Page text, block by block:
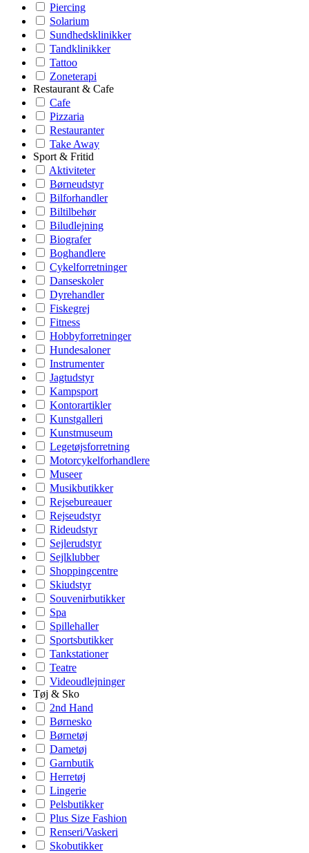
Piercing
Solarium
Sundhedsklinikker
Tandklinikker
Tattoo
Zoneterapi
Restaurant & Cafe
Cafe
Pizzaria
Restauranter
Take Away
Sport & Fritid
Aktiviteter
Børneudstyr
Bilforhandler
Biltilbehør
Biludlejning
Biografer
Boghandlere
Cykelforretninger
Danseskoler
Dyrehandler
Fiskegrej
Fitness
Hobbyforretninger
Hundesaloner
Instrumenter
Jagtudstyr
Kampsport
Kontorartikler
Kunstgalleri
Kunstmuseum
Legetøjsforretning
Motorcykelforhandlere
Museer
Musikbutikker
Rejsebureauer
Rejseudstyr
Rideudstyr
Sejlerudstyr
Sejlklubber
Shoppingcentre
Skiudstyr
Souvenirbutikker
Spa
Spillehaller
Sportsbutikker
Tankstationer
Teatre
Videoudlejninger
Tøj & Sko
2nd Hand
Børnesko
Børnetøj
Dametøj
Garnbutik
Herretøj
Lingerie
Pelsbutikker
Plus Size Fashion
Renseri/Vaskeri
Skobutikker